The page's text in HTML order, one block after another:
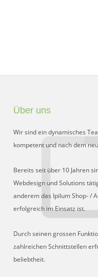
Über uns
Wir sind ein dynamisches
kompetent und nach dem
Bereits seit über 10 Jahren
Webdesign und Solutions
anderem das Ipilum Shop- /
erfolgreich im Einsatz ist.
Durch seinen grossen
zahlreichen Schnittstellen
beliebtheit.